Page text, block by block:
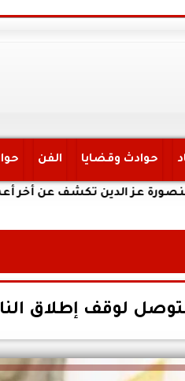
حوادث وقضايا الفن
تكشف عن أخر أعمالها
لوقف إطلاق